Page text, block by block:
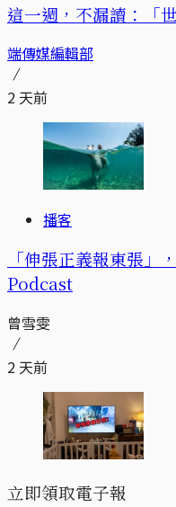
這一週，不漏讀：「
端傳媒編輯部
2 天前
播客
「伸張正義報東張」
Podcast
曾雪雯
2 天前
立即領取電子報